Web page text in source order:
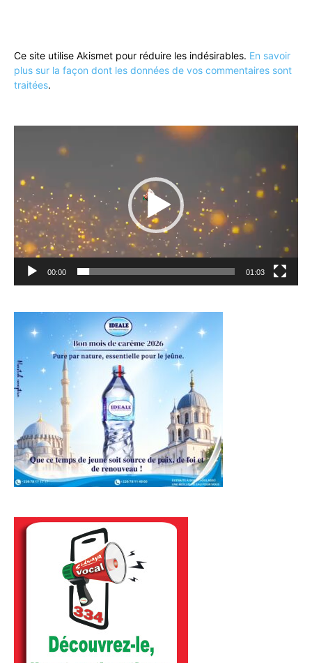
Ce site utilise Akismet pour réduire les indésirables. En savoir
plus sur la façon dont les données de vos commentaires sont
traitées.
00:00 01:03